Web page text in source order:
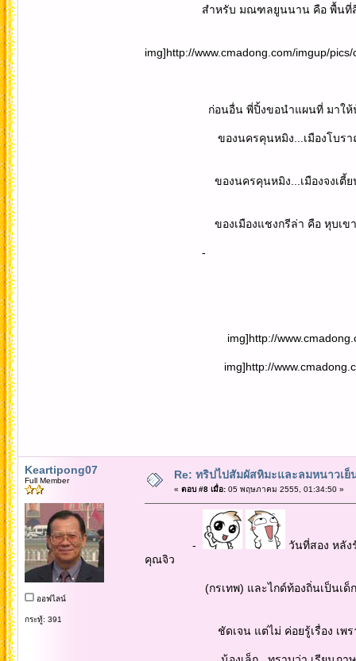
สำหรับ มณฑลยูนนาน คือ พื้นที่สีแดง
img]http://www.cmadong.com/imgup/
ก่อนอื่น พี่ปิ้งขอนำแผนที่ มาให้น้องๆไ
ของนครคุนหมิง...เมืองโบราณลี่เจียง
ของนครคุนหมิง...เมืองจงเตี้ยน เป็นเ
ของเมืองแชงกรีล่า คือ หุบเขาพร
-
img]http://www.cmadong.com/
img]http://www.cmadong.com/
Keartipong07
Full Member
ออฟไลน์
กระทู้: 391
Re: ทริปไปสัมผัสหิมะและลมหนาวเย็
« ตอบ #8 เมื่อ:05 พฤษภาคม 2555, 01:34:50 »
-
วันที่สอง หลัง
คุณจิว
(กรเทพ) และไกด์ท้องถิ่นเป็นเด็กสาว
ชัดเจน แต่ไม่ ค่อยรู้เรื่อง เพราะใช้ค